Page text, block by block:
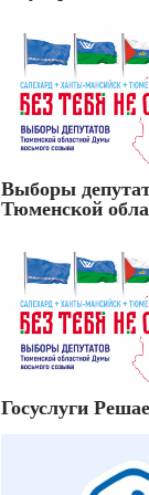
Выборы
Тюменской
Госуслуги